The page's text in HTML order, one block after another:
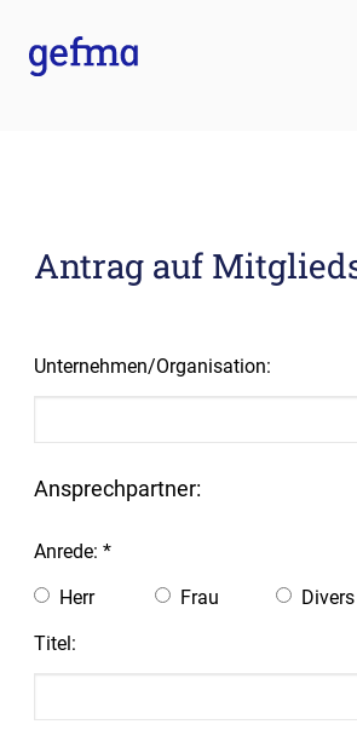
Antrag auf
Unternehmen/Organisation:
Ansprechpartner:
Anrede: *
Herr
Frau
Divers
Titel: